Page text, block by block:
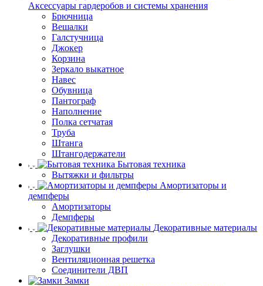
Аксессуары гардеробов и системы хранения
Брючница
Вешалки
Галстучница
Джокер
Корзина
Зеркало выкатное
Навес
Обувница
Пантограф
Наполнение
Полка сетчатая
Труба
Штанга
Штангодержатели
Бытовая техника
Вытяжки и фильтры
Амортизаторы и
демпферы
Амортизаторы
Демпферы
Декоративные материалы
Декоративные профили
Заглушки
Вентиляционная решетка
Соединители ДВП
Замки